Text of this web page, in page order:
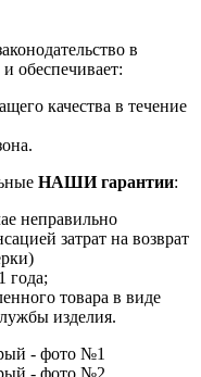
в
обеспечивает:
качества в течение
НАШИ гарантии:
неправильно
затрат на возврат
года;
товара в виде
изделия.